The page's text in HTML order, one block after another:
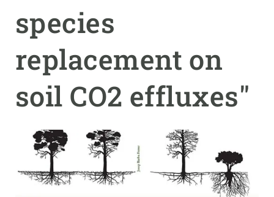
species
replacement on
soil CO2 effluxes"